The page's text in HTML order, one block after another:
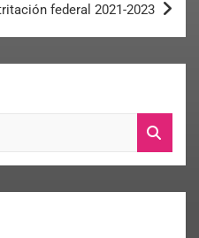
federal 2021-2023